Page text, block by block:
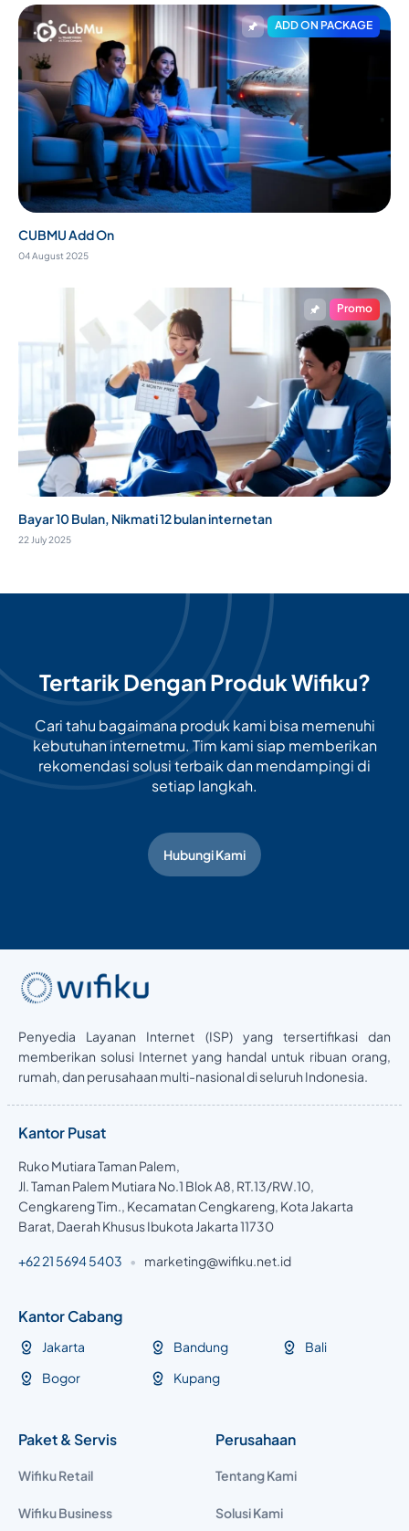
ADD ON PACKAGE
CUBMU Add On
04 August 2025
Promo
Bayar 10 Bulan, Nikmati 12 bulan internetan
22 July 2025
Tertarik Dengan Produk Wifiku?
Cari tahu bagaimana produk kami bisa memenuhi
kebutuhan internetmu. Tim kami siap memberikan
rekomendasi solusi terbaik dan mendampingi di
setiap langkah.
Hubungi Kami
Penyedia Layanan Internet (ISP) yang tersertifikasi dan
memberikan solusi Internet yang handal untuk ribuan orang,
rumah, dan perusahaan multi-nasional di seluruh Indonesia.
Kantor Pusat
Ruko Mutiara Taman Palem,
Jl. Taman Palem Mutiara No.1 Blok A8, RT.13/RW.10,
Cengkareng Tim., Kecamatan Cengkareng, Kota Jakarta
Barat, Daerah Khusus Ibukota Jakarta 11730
+62 21 5694 5403 • marketing@wifiku.net.id
Kantor Cabang
Jakarta
Bogor
Bandung
Kupang
Bali
Paket & Servis
Wifiku Retail
Wifiku Business
Perusahaan
Tentang Kami
Solusi Kami